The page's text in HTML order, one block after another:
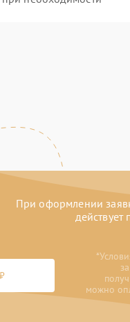
При оформлении
действует
можно